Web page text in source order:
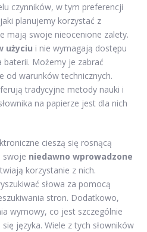
czynników, w tym preferencji
planujemy korzystać z
mają swoje nieocenione zalety.
użyciu i nie wymagają dostępu
baterii. Możemy je zabrać
od warunków technicznych.
tradycyjne metody nauki i
na papierze jest dla nich
cieszą się rosnącą
swoje niedawno wprowadzone
korzystanie z nich.
słowa za pomocą
stron. Dodatkowo,
wymowy, co jest szczególnie
języka. Wiele z tych słowników